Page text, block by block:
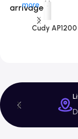
arrivage
more
Cudy